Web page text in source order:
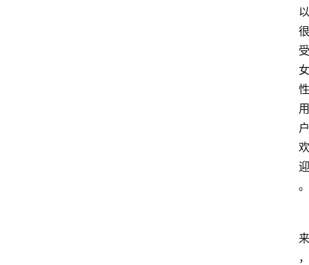
以
很
受
女
性
用
户
欢
迎
。
来
，